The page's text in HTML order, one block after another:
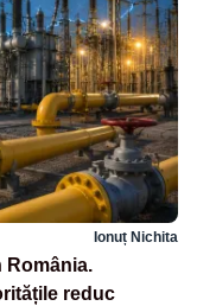
Ionuț Nichita
România.
reduc